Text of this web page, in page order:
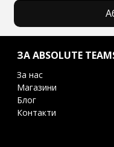
ЗА ABSOLUTE
За нас
Магазини
Блог
Контакти